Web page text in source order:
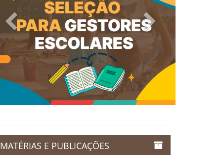
Previous Next
MATÉRIAS E PUBLICAÇÕES